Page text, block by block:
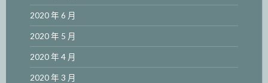
2020 年 6 月
2020 年 5 月
2020 年 4 月
2020 年 3 月